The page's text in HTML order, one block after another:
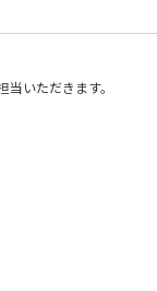
いただきます。